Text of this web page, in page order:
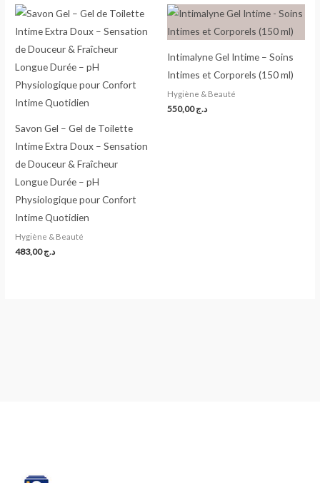
Savon Gel – Gel de Toilette
Intime Extra Doux – Sensation
de Douceur & Fraîcheur
Longue Durée – pH
Physiologique pour Confort
Intime Quotidien
Hygiène & Beauté
د.ج483,00
Intimalyne Gel Intime – Soins
Intimes et Corporels (150 ml)
Hygiène & Beauté
د.ج550,00